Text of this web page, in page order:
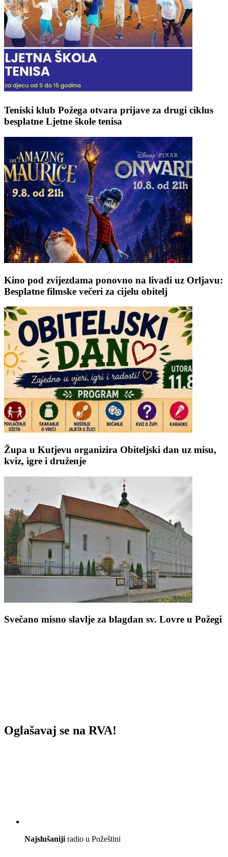
Teniski klub Požega otvara prijave za drugi ciklus
besplatne Ljetne škole tenisa
Kino pod zvijezdama ponovno na livadi uz Orljavu:
Besplatne filmske večeri za cijelu obitelj
Župa u Kutjevu organizira Obiteljski dan uz misu,
kviz, igre i druženje
Svečano misno slavlje za blagdan sv. Lovre u Požegi
Oglašavaj se na RVA!
Najslušaniji radio u Požeštini